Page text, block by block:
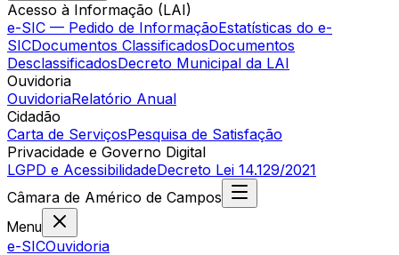
Acesso à Informação (LAI)
e-SIC — Pedido de InformaçãoEstatísticas do e-
SICDocumentos ClassificadosDocumentos
DesclassificadosDecreto Municipal da LAI
Ouvidoria
OuvidoriaRelatório Anual
Cidadão
Carta de ServiçosPesquisa de Satisfação
Privacidade e Governo Digital
LGPD e AcessibilidadeDecreto Lei 14.129/2021
Câmara de Américo de Campos
Menu
e-SICOuvidoria